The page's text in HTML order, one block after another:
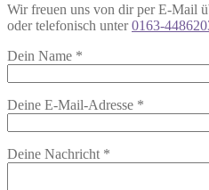
Wir freuen uns von dir per E-Mail
oder telefonisch unter0163-
Dein Name *
Deine E-Mail-Adresse *
Deine Nachricht *